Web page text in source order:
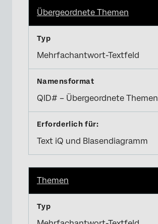
Übergeordnete Themen
Mehrfachantwort-Textfeld
QID# – Übergeordnete Themen
Text iQ und Blasendiagramm
Themen